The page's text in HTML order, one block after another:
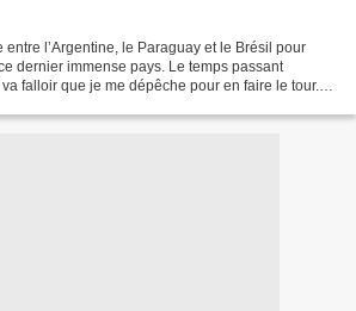
l’Argentine, le Paraguay et le Brésil pour
dernier immense pays. Le temps passant
falloir que je me dépêche pour en faire le tour.